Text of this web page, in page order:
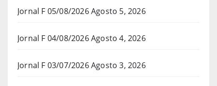
Jornal F 05/08/2026Agosto 5, 2026
Jornal F 04/08/2026Agosto 4, 2026
Jornal F 03/07/2026Agosto 3, 2026